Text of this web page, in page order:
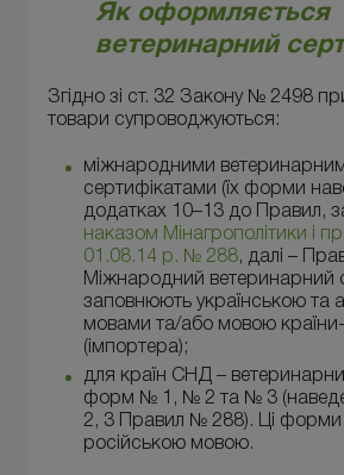
Як оформляється
ветеринарний
Згідно зі ст. 32 Закону № 2498
товари супроводжуються:
міжнародними
сертифікатами (їх форми
додатках 10–13 до Правил,
наказом Мінагрополітики і
01.08.14 р. № 288, далі –
Міжнародний ветеринарний
заповнюють українською та
мовами та/або мовою
(імпортера);
для країн СНД –
форм № 1, № 2 та № 3
2, 3 Правил № 288). Ці
російською мовою.